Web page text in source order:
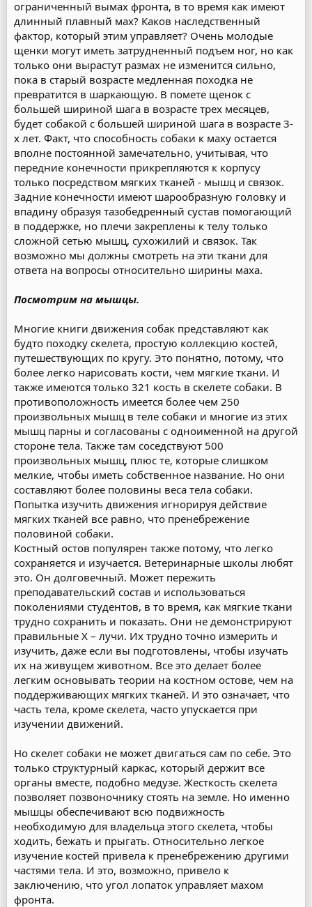
ограниченный вымах фронта, в то время как имеют
длинный плавный мах? Каков наследственный
фактор, который этим управляет? Очень молодые
щенки могут иметь затрудненный подъем ног, но как
только они вырастут размах не изменится сильно,
пока в старый возрасте медленная походка не
превратится в шаркающую. В помете щенок с
большей шириной шага в возрасте трех месяцев,
будет собакой с большей шириной шага в возрасте 3-
х лет. Факт, что способность собаки к маху остается
вполне постоянной замечательно, учитывая, что
передние конечности прикрепляются к корпусу
только посредством мягких тканей - мышц и связок.
Задние конечности имеют шарообразную головку и
впадину образуя тазобедренный сустав помогающий
в поддержке, но плечи закреплены к телу только
сложной сетью мышц, сухожилий и связок. Так
возможно мы должны смотреть на эти ткани для
ответа на вопросы относительно ширины маха.
Посмотрим на мышцы.
Многие книги движения собак представляют как
будто походку скелета, простую коллекцию костей,
путешествующих по кругу. Это понятно, потому, что
более легко нарисовать кости, чем мягкие ткани. И
также имеются только 321 кость в скелете собаки. В
противоположность имеется более чем 250
произвольных мышц в теле собаки и многие из этих
мышц парны и согласованы с одноименной на другой
стороне тела. Также там соседствуют 500
произвольных мышц, плюс те, которые слишком
мелкие, чтобы иметь собственное название. Но они
составляют более половины веса тела собаки.
Попытка изучить движения игнорируя действие
мягких тканей все равно, что пренебрежение
половиной собаки.
Костный остов популярен также потому, что легко
сохраняется и изучается. Ветеринарные школы любят
это. Он долговечный. Может пережить
преподавательский состав и использоваться
поколениями студентов, в то время, как мягкие ткани
трудно сохранить и показать. Они не демонстрируют
правильные Х – лучи. Их трудно точно измерить и
изучить, даже если вы подготовлены, чтобы изучать
их на живущем животном. Все это делает более
легким основывать теории на костном остове, чем на
поддерживающих мягких тканей. И это означает, что
часть тела, кроме скелета, часто упускается при
изучении движений.
Но скелет собаки не может двигаться сам по себе. Это
только структурный каркас, который держит все
органы вместе, подобно медузе. Жесткость скелета
позволяет позвоночнику стоять на земле. Но именно
мышцы обеспечивают всю подвижность
необходимую для владельца этого скелета, чтобы
ходить, бежать и прыгать. Относительно легкое
изучение костей привела к пренебрежению другими
частями тела. И это, возможно, привело к
заключению, что угол лопаток управляет махом
фронта.